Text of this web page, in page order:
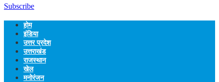
Subscribe
होम
इंडिया
उत्तर प्रदेश
उत्तराखंड
राजस्थान
खेल
मनोरंजन